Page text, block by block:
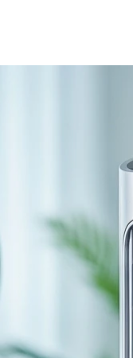
2025 voor je
en
-
44,8 dB - 91